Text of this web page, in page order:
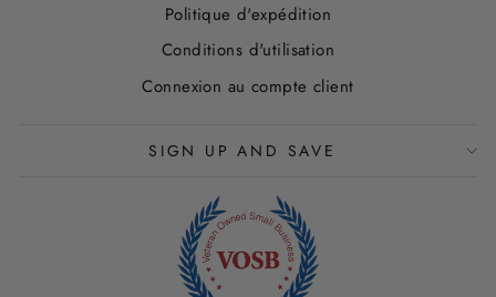
Politique d'expédition
Conditions d'utilisation
Connexion au compte client
SIGN UP AND SAVE